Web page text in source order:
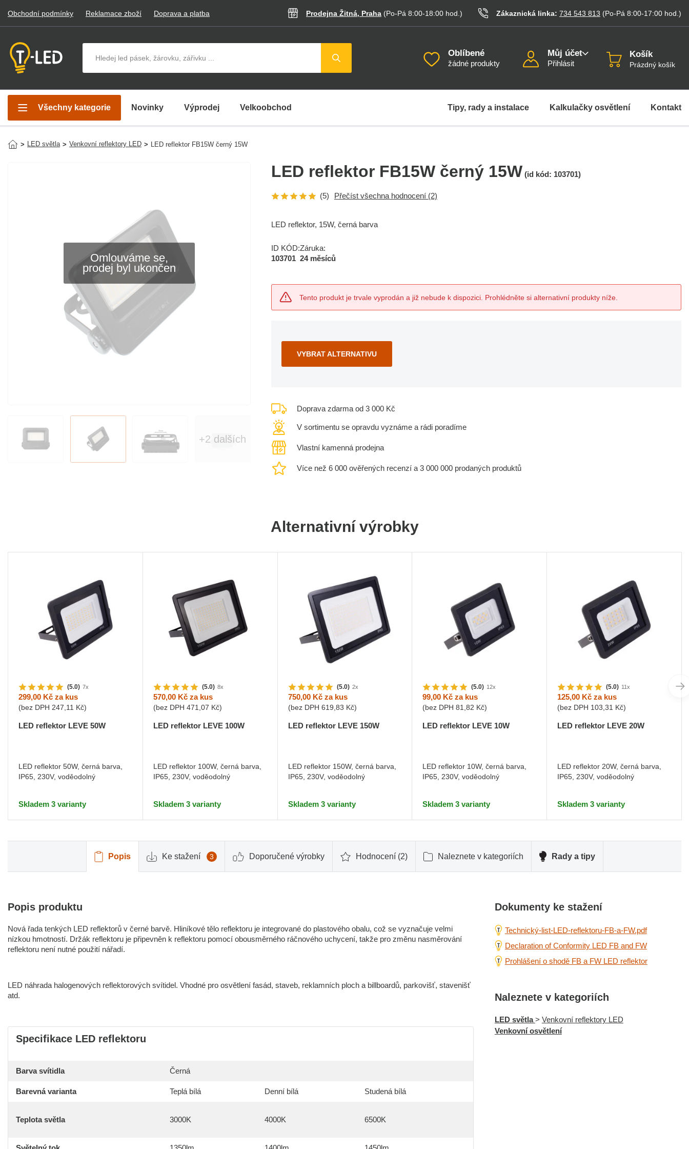
Obchodní podmínky Reklamace zboží Doprava a platba Prodejna Žitná, Praha (Po-Pá 8:00-18:00 hod. ) Zákaznická linka: 734 543 813 (Po-Pá 8:00-17:00 hod. )
Oblíbené
žádné produkty
Můj účet
Přihlásit
Košík
Prázdný košík
Všechny kategorie Novinky Výprodej Velkoobchod Tipy, rady a instalace Kalkulačky osvětlení Kontakt
> LED světla > Venkovní reflektory LED > LED reflektor FB15W černý 15W
Omlouváme se,
prodej byl ukončen
+2 dalších
LED reflektor FB15W černý 15W (id kód: 103701)
(5) Přečíst všechna hodnocení (2)
LED reflektor, 15W, černá barva
ID KÓD:
103701
Záruka:
24 měsíců
Tento produkt je trvale vyprodán a již nebude k dispozici. Prohlédněte si alternativní produkty níže.
VYBRAT ALTERNATIVU
Doprava zdarma od 3 000 Kč
V sortimentu se opravdu vyznáme a rádi poradíme
Vlastní kamenná prodejna
Více než 6 000 ověřených recenzí a 3 000 000 prodaných produktů
Alternativní výrobky
(5.0) 7x
299,00 Kč za kus
(bez DPH 247,11 Kč)
LED reflektor LEVE 50W
LED reflektor 50W, černá barva,
IP65, 230V, voděodolný
Skladem 3 varianty
(5.0) 8x
570,00 Kčza kus
(bez DPH 471,07 Kč)
LED reflektor LEVE 100W
LED reflektor 100W, černá barva,
IP65, 230V, voděodolný
Skladem 3 varianty
(5.0) 2x
750,00 Kčza kus
(bez DPH 619,83 Kč)
LED reflektor LEVE 150W
LED reflektor 150W, černá barva,
IP65, 230V, voděodolný
Skladem 3 varianty
(5.0) 12x
99,00 Kč za kus
(bez DPH81,82 Kč)
LED reflektor LEVE 10W
LED reflektor 10W, černá barva,
IP65, 230V, voděodolný
Skladem 3 varianty
(5.0) 11x
125,00 Kč za kus
(bez DPH 103,31 Kč)
LED reflektor LEVE 20W
LED reflektor 20W, černá barva,
IP65, 230V, voděodolný
Skladem 3 varianty
Popis Ke stažení 3 Doporučené výrobky Hodnocení (2) Naleznete v kategoriích Rady a tipy
Popis produktu
Nová řada tenkých LED reflektorů v černé barvě. Hliníkové tělo reflektoru je integrované do plastového obalu, což se vyznačuje velmi
nízkou hmotností. Držák reflektoru je připevněn k reflektoru pomocí obousměrného ráčnového uchycení, takže pro změnu nasměrování
reflektoru není nutné použití nářadí.
LED náhrada halogenových reflektorových svítidel. Vhodné pro osvětlení fasád, staveb, reklamních ploch a billboardů, parkovišť, stavenišť
atd.
Specifikace LED reflektoru
Barva svítidla Černá
Barevná varianta Teplá bílá Denní bílá Studená bílá
Teplota světla 3000K 4000K 6500K
Dokumenty ke stažení
Technický-list-LED-reflektoru-FB-a-FW.pdf
Declaration of Conformity LED FB and FW
Prohlášení o shodě FB a FW LED reflektor
Naleznete v kategoriích
LED světla> Venkovní reflektory LED
Venkovní osvětlení